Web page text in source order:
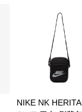
21家銀行
NIKE NK